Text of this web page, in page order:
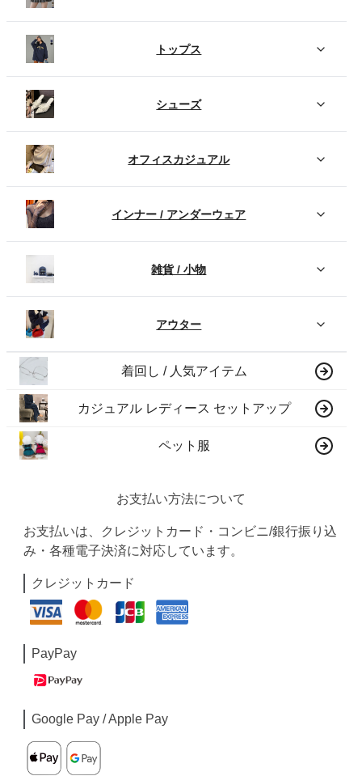
トップス
シューズ
オフィスカジュアル
インナー / アンダーウェア
雑貨 / 小物
アウター
着回し / 人気アイテム
カジュアル レディース セットアップ
ペット服
お支払い方法について
お支払いは、クレジットカード・コンビニ/銀行振り込
み・各種電子決済に対応しています。
クレジットカード
PayPay
Google Pay / Apple Pay